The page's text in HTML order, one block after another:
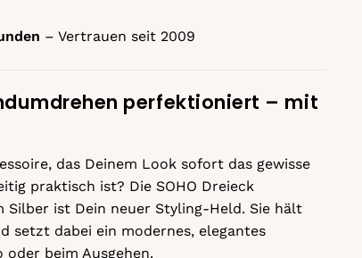
– Vertrauen seit 2009
perfektioniert – mit
das Deinem Look sofort das gewisse
praktisch ist? Die SOHO Dreieck
Silber ist Dein neuer Styling-Held. Sie hält
setzt dabei ein modernes, elegantes
beim Ausgehen.